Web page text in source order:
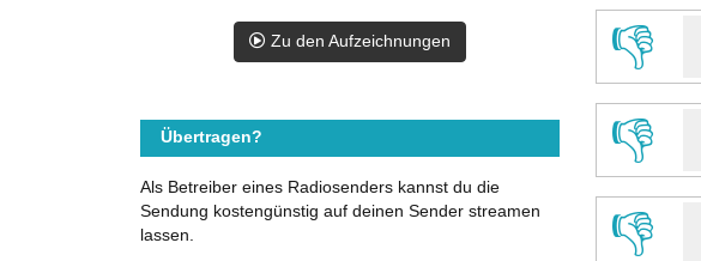
👎
👎
👎
Zu den Aufzeichnungen
Übertragen?
Als Betreiber eines Radiosenders kannst du die
Sendung kostengünstig auf deinen Sender streamen
lassen.